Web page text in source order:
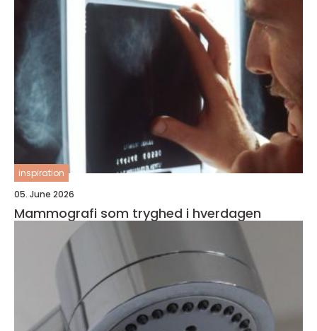
inspiration
05. June 2026
Mammografi som tryghed i hverdagen